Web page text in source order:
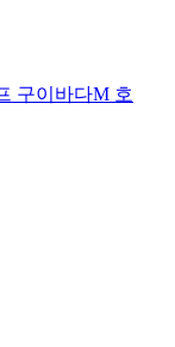
구이바다M 호